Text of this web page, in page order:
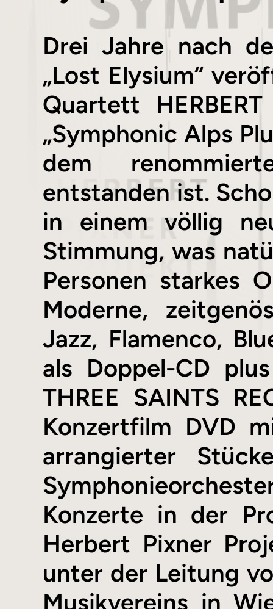
Drei Jahre nach
„Lost Elysium“
Quartett
„Symphonic Alps
dem
entstanden ist.
in einem völlig
Stimmung, was
Personen starkes
Moderne,
Jazz, Flamenco,
als Doppel-CD
THREE SAINTS
Konzertfilm DVD
arrangierter
Konzerte in der
Herbert Pixner
unter der Leitung
Musikvereins in